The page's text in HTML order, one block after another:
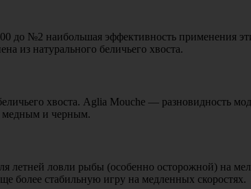
до №2 наибольшая эффективность применения
из натурального беличьего хвоста.
хвоста. Aglia Mouche — разновидность
медным и черным.
летней ловли рыбы (особенно осторожной) на
более стабильную игру на медленных скоростях.